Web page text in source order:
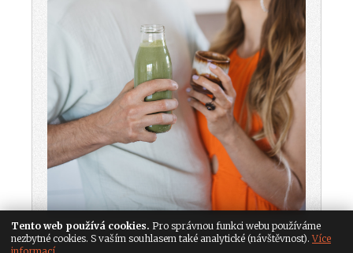
Tento web používá cookies. Pro správnou funkci webu používáme
nezbytné cookies. S vaším souhlasem také analytické (návštěvnost).Více